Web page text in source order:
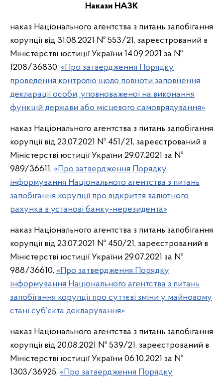
Накази НАЗК
наказ Національного агентства з питань запобігання
корупції від 31.08.2021 № 553/21, зареєстрований в
Міністерстві юстиції України 14.09.2021 за №
1208/36830, «Про затвердження Порядку
проведення контролю щодо повноти заповнення
декларації особи, уповноваженої на виконання
функцій держави або місцевого самоврядування»
наказ Національного агентства з питань запобігання
корупції від 23.07.2021 № 451/21, зареєстрований в
Міністерстві юстиції України 29.07.2021 за №
989/36611, «Про затвердження Порядку
інформування Національного агентства з питань
запобігання корупції про відкриття валютного
рахунка в установі банку-нерезидента»
наказ Національного агентства з питань запобігання
корупції від 23.07.2021 № 450/21, зареєстрований в
Міністерстві юстиції України 29.07.2021 за №
988/36610, «Про затвердження Порядку
інформування Національного агентства з питань
запобігання корупції про суттєві зміни у майновому
стані суб’єкта декларування»
наказ Національного агентства з питань запобігання
корупції від 20.08.2021 № 539/21, зареєстрований в
Міністерстві юстиції України 06.10.2021 за №
1303/36925, «Про затвердження Порядку